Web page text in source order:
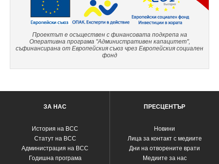
Проектът е осъществен с финансовата подкрепа на
Оперативна програма "Административен капацитет",
съфинансирана от Европейския съюз чрез Европейския социален
фонд
ЗА НАС
История на ВСС
Статут на ВСС
Администрация на ВСС
Годишна програма
ПРЕСЦЕНТЪР
Новини
Лица за контакт с медиите
Дни на отворените врати
Медиите за нас